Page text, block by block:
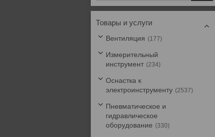
Товары и услуги
Вентиляция 177
Измерительный
инструмент
234
Оснастка к
электроинструменту
2537
Пневматическое и
гидравлическое
оборудование
330